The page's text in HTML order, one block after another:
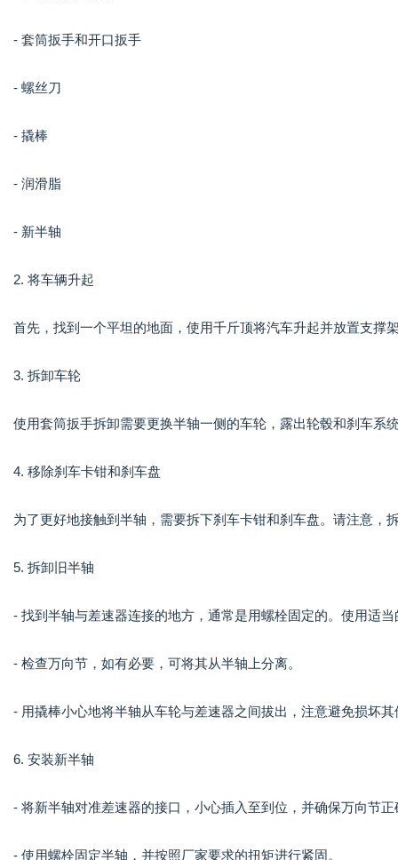
- 套筒扳手和开口扳手
- 螺丝刀
- 撬棒
- 润滑脂
- 新半轴
2. 将车辆升起
首先，找到一个平坦的地面，使用千斤顶将汽车升起并放置支撑
3. 拆卸车轮
使用套筒扳手拆卸需要更换半轴一侧的车轮，露出轮毂和刹车系
4. 移除刹车卡钳和刹车盘
为了更好地接触到半轴，需要拆下刹车卡钳和刹车盘。请注意，
5. 拆卸旧半轴
- 找到半轴与差速器连接的地方，通常是用螺栓固定的。使用适
- 检查万向节，如有必要，可将其从半轴上分离。
- 用撬棒小心地将半轴从车轮与差速器之间拔出，注意避免损坏其
6. 安装新半轴
- 将新半轴对准差速器的接口，小心插入至到位，并确保万向节正
- 使用螺栓固定半轴，并按照厂家要求的扭矩进行紧固。